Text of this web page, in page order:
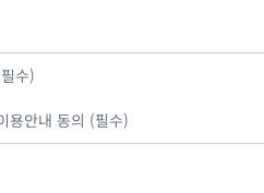
수)
용안내 동의 (필수)